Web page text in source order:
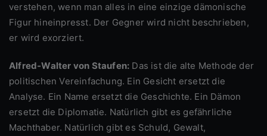
verstehen, wenn man alles in eine einzige dämonische
Figur hineinpresst. Der Gegner wird nicht beschrieben,
er wird exorziert.
Alfred-Walter von Staufen: Das ist die alte Methode der
politischen Vereinfachung. Ein Gesicht ersetzt die
Analyse. Ein Name ersetzt die Geschichte. Ein Dämon
ersetzt die Diplomatie. Natürlich gibt es gefährliche
Machthaber. Natürlich gibt es Schuld, Gewalt,